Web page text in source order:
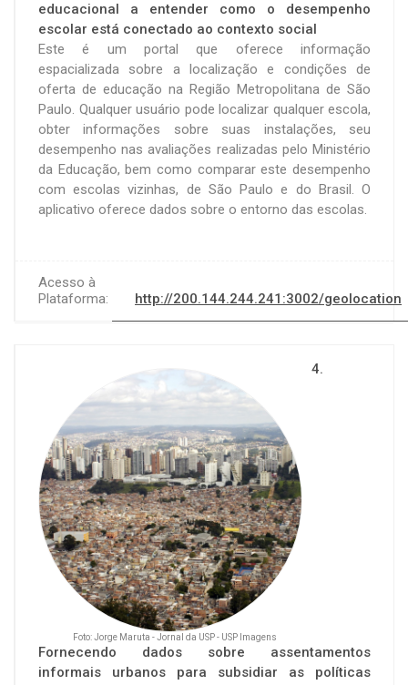
educacional a entender como o desempenho
escolar está conectado ao contexto social
Este é um portal que oferece informação
espacializada sobre a localização e condições de
oferta de educação na Região Metropolitana de São
Paulo. Qualquer usuário pode localizar qualquer escola,
obter informações sobre suas instalações, seu
desempenho nas avaliações realizadas pelo Ministério
da Educação, bem como comparar este desempenho
com escolas vizinhas, de São Paulo e do Brasil. O
aplicativo oferece dados sobre o entorno das escolas.
Acesso à
Plataforma:
http://200.144.244.241:3002/geolocation
Foto: Jorge Maruta - Jornal da USP - USP Imagens
4.
Fornecendo dados sobre assentamentos
informais urbanos para subsidiar as políticas